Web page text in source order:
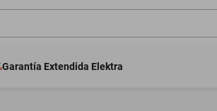
Garantía Extendida Elektra